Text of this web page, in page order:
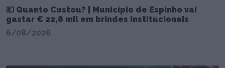
💶 Quanto Custou? | Município de Espinho vai
gastar € 22,8 mil em brindes institucionais
6/08/2026